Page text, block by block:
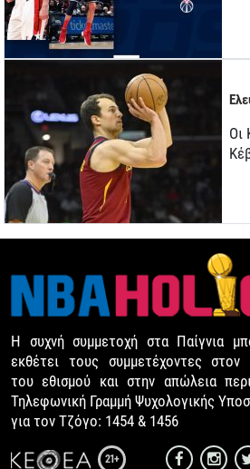
Οι
Η συχνή συμμετοχή στα Παίγνια
εκθέτει τους συμμετέχοντες στον
του εθισμού και στην απώλεια
Τηλεφωνική Γραμμή Ψυχολογικής
για τον Τζόγο: 1454 & 1456
21+